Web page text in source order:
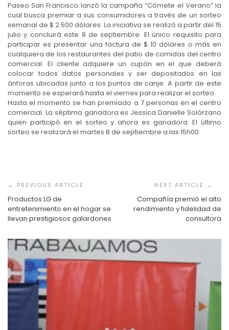
Paseo San Francisco lanzó la campaña “Cómete el Verano” la
cual busca premiar a sus consumidores a través de un sorteo
semanal de $ 2.500 dólares. La iniciativa se realizó a partir del 15
julio y concluirá este 8 de septiembre. El único requisito para
participar es presentar una factura de $ 10 dólares o más en
cualquiera de los restaurantes del patio de comidas del centro
comercial. El cliente adquiere un cupón en el que deberá
colocar todos datos personales y ser depositados en las
ánforas ubicadas junto a los puntos de canje. A partir de este
momento se esperará hasta el viernes para realizar el sorteo.
Hasta el momento se han premiado a 7 personas en el centro
comercial. La séptima ganadora es Jessica Danielle Solórzano
quien participó en el sorteo y ahora es ganadora. El último
sorteo se realizará el martes 8 de septiembre a las 15h00.
de
entradas
Productos LG de
entretenimiento en el hogar se
llevan prestigiosos galardones
Compañía premió el alto
rendimiento y fidelidad de
consultora